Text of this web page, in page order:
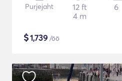
Purjejaht
12 ft
4 m
6
$1,739 /öö